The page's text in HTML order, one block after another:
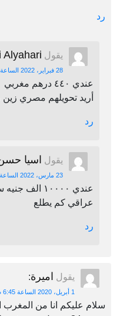
رد
يقول Alyahari
28 فبراير، 2022 الساعة 12:23 ص
عندي ٤٤٠ درهم مغربي
أريد تحويلهم مصري
رد
يقول اسيا
23 مارس، 2022 الساعة 11:17 ص
عندي ١٠٠٠٠
عراقي كم يطلع
رد
يقول اميرة:
1 أبريل، 2020 الساعة 6:45 ص
سلام عليكم انا من المغرب